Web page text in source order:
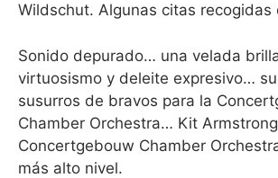
Wildschut. Algunas citas recogidas
Sonido depurado… una velada
virtuosismo y deleite expresivo…
susurros de bravos para la
Chamber Orchestra… Kit
Concertgebouw Chamber
más alto nivel.